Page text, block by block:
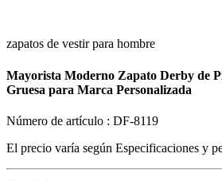
zapatos de vestir para hombre
Mayorista Moderno Zapato Derby de
Gruesa para Marca Personalizada
Número de artículo : DF-8119
El precio varía según Especificaciones y